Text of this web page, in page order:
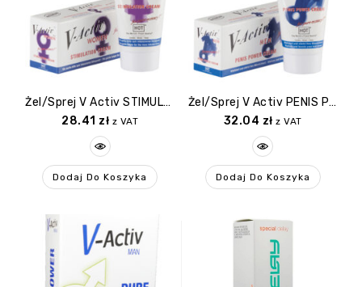
Żel/sprej V Activ STIMULATION CREAM For WOMEN
28.41 zł z VAT
Dodaj Do Koszyka
Żel/sprej V Activ PENIS POWER CREAM 50ml
32.04 zł z VAT
Dodaj Do Koszyka